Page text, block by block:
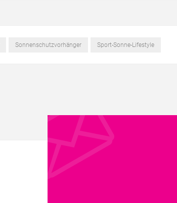
Sonnenschutzvorhänger Sport-Sonne-Lifestyle